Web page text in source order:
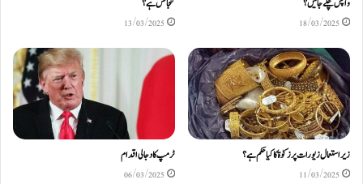
18/03/2025
13/03/2025
زیر استعمال زیورات پر زکوٰۃ کا کیا حکم ہے؟
11/03/2025
ٹرمپ کا دجالی اقدام
06/03/2025